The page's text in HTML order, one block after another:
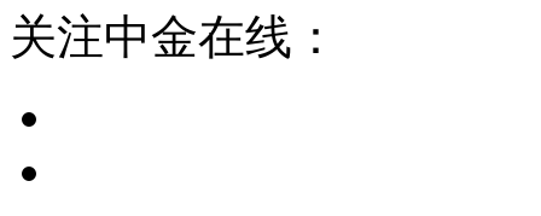
关注中金在线：